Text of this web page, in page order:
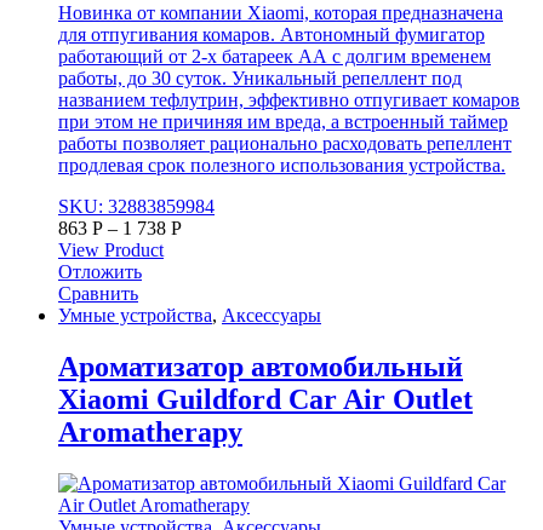
Новинка от компании Xiaomi, которая предназначена
для отпугивания комаров. Автономный фумигатор
работающий от 2-х батареек АА с долгим временем
работы, до 30 суток. Уникальный репеллент под
названием тефлутрин, эффективно отпугивает комаров
при этом не причиняя им вреда, а встроенный таймер
работы позволяет рационально расходовать репеллент
продлевая срок полезного использования устройства.
SKU: 32883859984
863 Р – 1 738 Р
View Product
Отложить
Сравнить
Умные устройства, Аксессуары
Ароматизатор автомобильный
Xiaomi Guildford Car Air Outlet
Aromatherapy